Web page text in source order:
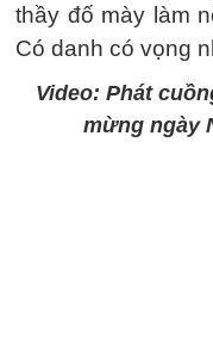
thầy đố mày làm
Có danh có vọng
Video: Phát
mừng ngày